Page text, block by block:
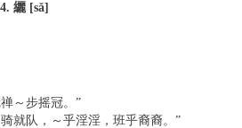
4. 纚 [sǎ]
～步摇冠。”
就队，～乎淫淫，班乎裔裔。”